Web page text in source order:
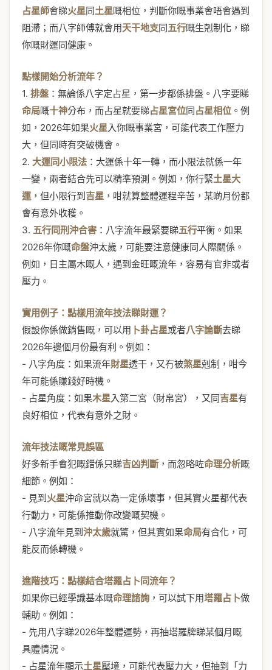
占星師會睇火星同土星嘅相位，判斷你嘅事業會唔會遇到
阻滯；而八字師傅就會用天干地支同五行嘅生剋制化，睇
你嘅財運同健康。
點樣開始分析流年？
1. 排盤 ：無論係八字定占星，第一步都係排盤。八字要睇
命局嘅十神分布，而占星就要睇占星宮位同占星相位 。例
如，2026年如果火星入你嘅事業宮，可能代表工作壓力
大，但同時有突破機會。
2. 大運同小限法 ：大運係十年一轉，而小限法就係一年
一變，兩者結合先可以精準預測。例如，你行緊土星大
運 ，但小限行到吉星 ，咁就算整體運程辛苦，某啲月份都
會有意外收穫。
3. 五行同刑沖合害 ：八字流年最緊要睇五行平衡。如果
2026年你嘅命盤沖太歲，可能要注意健康同人際關係。
例如，日主屬木嘅人，遇到金旺嘅流年，容易有官非或者
壓力。
實用例子：點樣用流年技法睇財運？
假設你係做銷售嘅，可以用 卜卦占星或者八字論斷去睇
2026年邊個月份最有利。例如：
- 八字角度：如果流年財星透干，又冇被煞星剋制，咁今
年可能係賺錢好時機。
- 占星角度：如果木星入第二宮（財帛宮），又同吉星有
良好相位，代表有意外之財。
流年技法嘅常見誤區
好多新手會犯嘅錯係只睇吉凶判斷 ，而忽略咗命理分析嘅
細節。例如：
- 見到火星沖命宮就以為一定係壞事，但其實火星都代表
行動力，可能係推動你改變嘅契機。
- 八字流年見到沖太歲就驚，但其實如果命局有合化，可
能反而係轉機。
進階技巧：點樣結合塔羅占卜同流年？
如果你已經學識基本嘅命理諮詢 ，可以試下用塔羅占卜做
輔助。例如：
- 先用八字睇2026年整體運勢，再抽塔羅牌睇某個月嘅
具體情況。
- 占星流年顯示土星壓境，可能代表壓力大，但抽到「力